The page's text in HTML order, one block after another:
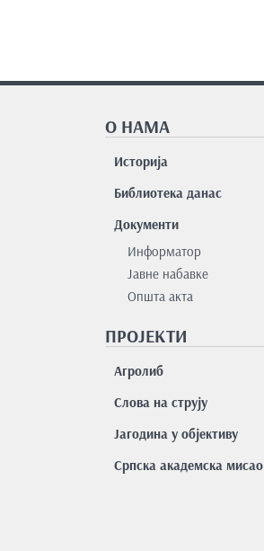
О НАМА
Историја
Библиотека данас
Документи
Информатор
Јавне набавке
Општа акта
ПРОЈЕКТИ
Агролиб
Слова на струју
Јагодина у објективу
Српска академска мисао